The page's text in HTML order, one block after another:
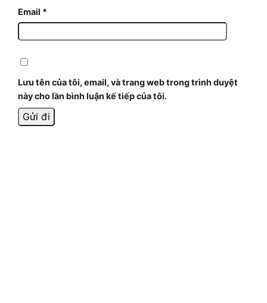
Email *
Lưu tên của tôi, email, và trang web trong trình duyệt
này cho lần bình luận kế tiếp của tôi.